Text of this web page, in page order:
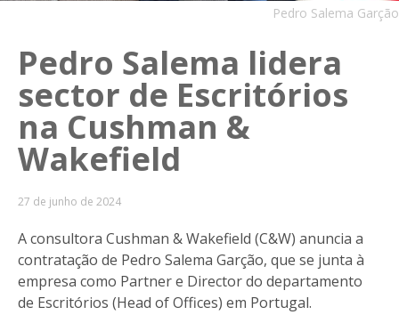
Pedro Salema Garção
Pedro Salema lidera
sector de Escritórios
na Cushman &
Wakefield
27 de junho de 2024
A consultora Cushman & Wakefield (C&W) anuncia a
contratação de Pedro Salema Garção, que se junta à
empresa como Partner e Director do departamento
de Escritórios (Head of Offices) em Portugal.